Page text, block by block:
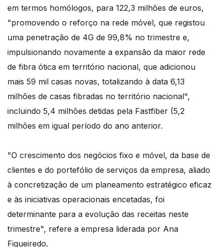
em termos homólogos, para 122,3 milhões de euros,
"promovendo o reforço na rede móvel, que registou
uma penetração de 4G de 99,8% no trimestre e,
impulsionando novamente a expansão da maior rede
de fibra ótica em território nacional, que adicionou
mais 59 mil casas novas, totalizando à data 6,13
milhões de casas fibradas no território nacional",
incluindo 5,4 milhões detidas pela Fastfiber (5,2
milhões em igual período do ano anterior.
"O crescimento dos negócios fixo e móvel, da base de
clientes e do portefólio de serviços da empresa, aliado
à concretização de um planeamento estratégico eficaz
e às iniciativas operacionais encetadas, foi
determinante para a evolução das receitas neste
trimestre", refere a empresa liderada por Ana
Figueiredo.